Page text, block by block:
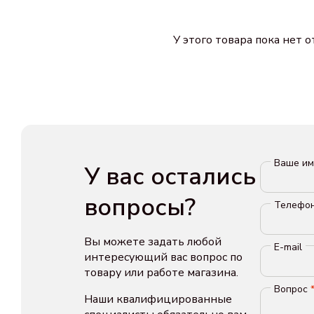
У этого товара пока нет
У вас остались
вопросы?
Вы можете задать любой
интересующий вас вопрос по
товару или работе магазина.
Наши квалифицированные
Ваше
E-mail
Вопрос *